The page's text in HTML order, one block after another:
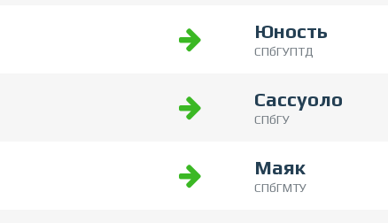
Юность
СПбГУПТД
Сассуоло
СПбГУ
Маяк
СПбГМТУ